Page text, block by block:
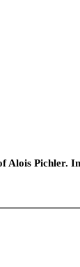
Alois Pichler.